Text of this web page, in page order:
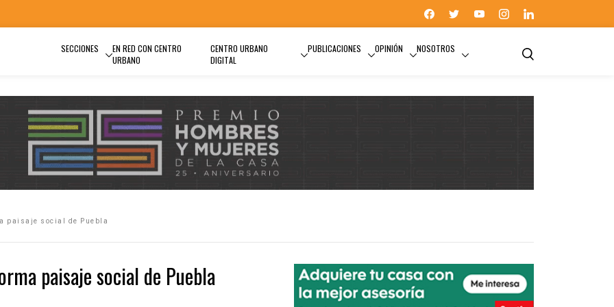
SECCIONES
EN RED CON CENTRO
URBANO
CENTRO URBANO
DIGITAL
PUBLICACIONES OPINIÓN NOSOTROS
paisaje social de Puebla
paisaje social de Puebla